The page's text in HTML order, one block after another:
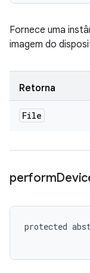
Fornece uma
imagem do
Retorna
File
perform
protected